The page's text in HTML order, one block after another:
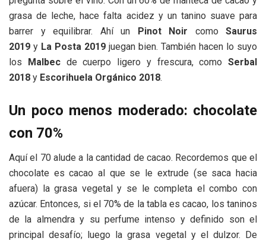
grasa de leche, hace falta acidez y un tanino suave para
barrer y equilibrar. Ahí un Pinot Noir como Saurus
2019 y La Posta 2019 juegan bien. También hacen lo suyo
los Malbecde cuerpo ligero y frescura, como Serbal
2018 y Escorihuela Orgánico 2018.
Un poco menos moderado: chocolate
con 70%
Aquí el 70 alude a la cantidad de cacao. Recordemos que el
chocolate es cacao al que se le extrude (se saca hacia
afuera) la grasa vegetal y se le completa el combo con
azúcar. Entonces, si el 70% de la tabla es cacao, los taninos
de la almendra y su perfume intenso y definido son el
principal desafío; luego la grasa vegetal y el dulzor. De